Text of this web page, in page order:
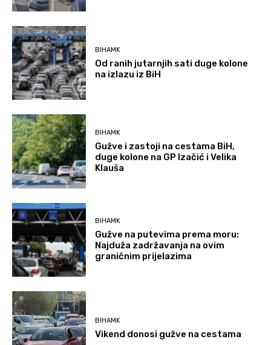
BIHAMK
Od ranih jutarnjih sati duge kolone
na izlazu iz BiH
BIHAMK
Gužve i zastoji na cestama BiH,
duge kolone na GP Izačić i Velika
Klauša
BIHAMK
Gužve na putevima prema moru:
Najduža zadržavanja na ovim
graničnim prijelazima
BIHAMK
Vikend donosi gužve na cestama